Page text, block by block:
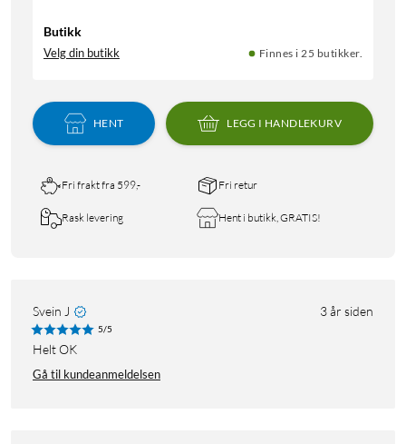
Butikk
Velg din butikk Finnes i 25 butikker.
HENT LEGG I HANDLEKURV
Fri frakt fra 599,- Fri retur
Rask levering Hent i butikk, GRATIS!
Svein J 3 år siden
5/5
Helt OK
Gå til kundeanmeldelsen